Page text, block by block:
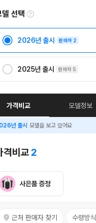
델 선택
2026년 출시 판매자 2
2025년 출시 판매자 5
가격비교 모델정보
년 출시 모델을 보고 있어요
격비교 2
사은품 증정
근처 판매자 찾기 수령방식